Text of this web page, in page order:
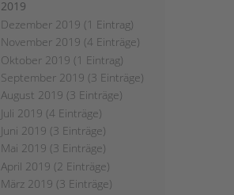
2019
Dezember 2019 (1 Eintrag)
November 2019 (4 Einträge)
Oktober 2019 (1 Eintrag)
September 2019 (3 Einträge)
August 2019 (3 Einträge)
Juli 2019 (4 Einträge)
Juni 2019 (3 Einträge)
Mai 2019 (3 Einträge)
April 2019 (2 Einträge)
März 2019 (3 Einträge)